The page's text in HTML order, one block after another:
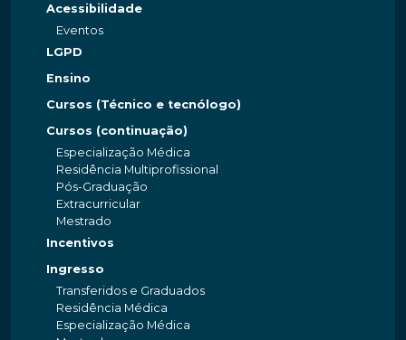
Acessibilidade
Eventos
LGPD
Ensino
Cursos (Técnico e tecnólogo)
Cursos (continuação)
Especialização Médica
Residência Multiprofissional
Pós-Graduação
Extracurricular
Mestrado
Incentivos
Ingresso
Transferidos e Graduados
Residência Médica
Especialização Médica